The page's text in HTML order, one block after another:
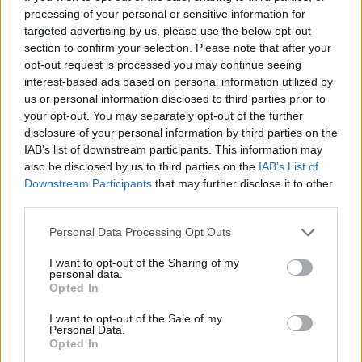
processing of your personal or sensitive information for
targeted advertising by us, please use the below opt-out
section to confirm your selection. Please note that after your
opt-out request is processed you may continue seeing
interest-based ads based on personal information utilized by
us or personal information disclosed to third parties prior to
your opt-out. You may separately opt-out of the further
disclosure of your personal information by third parties on the
IAB’s list of downstream participants. This information may
also be disclosed by us to third parties on the IAB’s List of
Downstream Participants that may further disclose it to other
Personal Data Processing Opt Outs
I want to opt-out of the Sharing of my
personal data.
Opted In
I want to opt-out of the Sale of my
Personal Data.
Opted In
celles-ci sont loin d’être la norme.
Le fardeau psychologique :Bien qu’elles ne
représentent pas un danger physique majeur,
l’impact émotionnel et psychologique de leur
présence peut être considérable, entraînant
stressettroubles du sommeil.
Comment prévenir une infestation ?
Mieux vaut prévenir que guérir, dit l’adage. Face aux
punaises de lit, cette sagesse prend tout son sens.
Pour éviter la désagréable surprise d’une infestation,
adopter.
Hébergements temporaires :